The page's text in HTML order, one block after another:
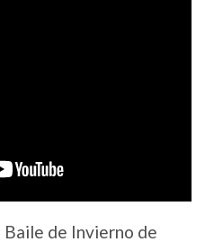
Baile de Invierno de